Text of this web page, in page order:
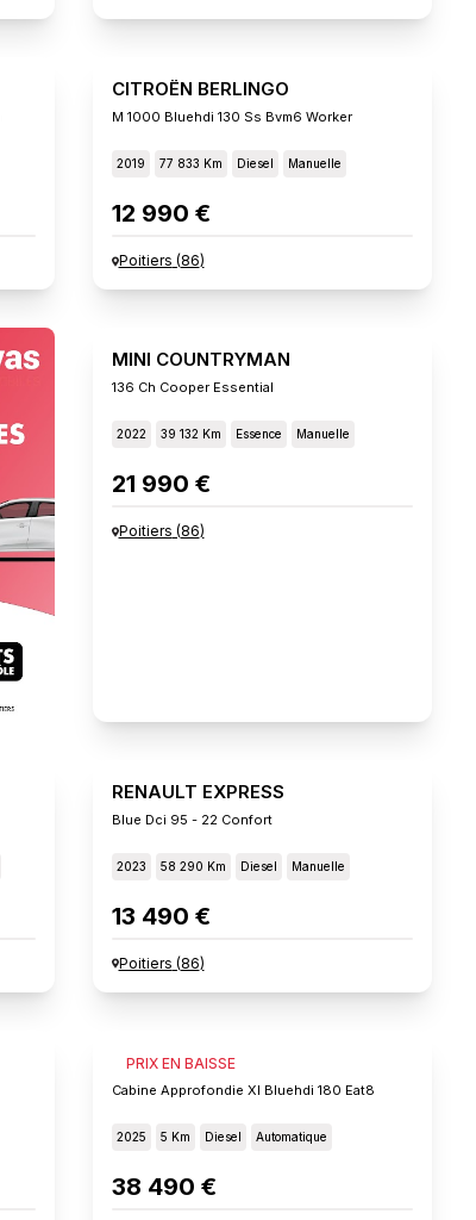
CITROËN BERLINGO
M 1000 Bluehdi 130 Ss Bvm6 Worker
2019 77 833 Km Diesel Manuelle
12 990 €
Poitiers (86)
MINI COUNTRYMAN
136 Ch Cooper Essential
2022 39 132 Km Essence Manuelle
21 990 €
Poitiers (86)
RENAULT EXPRESS
Blue Dci 95 - 22 Confort
2023 58 290 Km Diesel Manuelle
13 490 €
Poitiers (86)
PRIX EN BAISSE
FIAT SCUDO
Cabine Approfondie Xl Bluehdi 180 Eat8
2025 5 Km Diesel Automatique
38 490 €